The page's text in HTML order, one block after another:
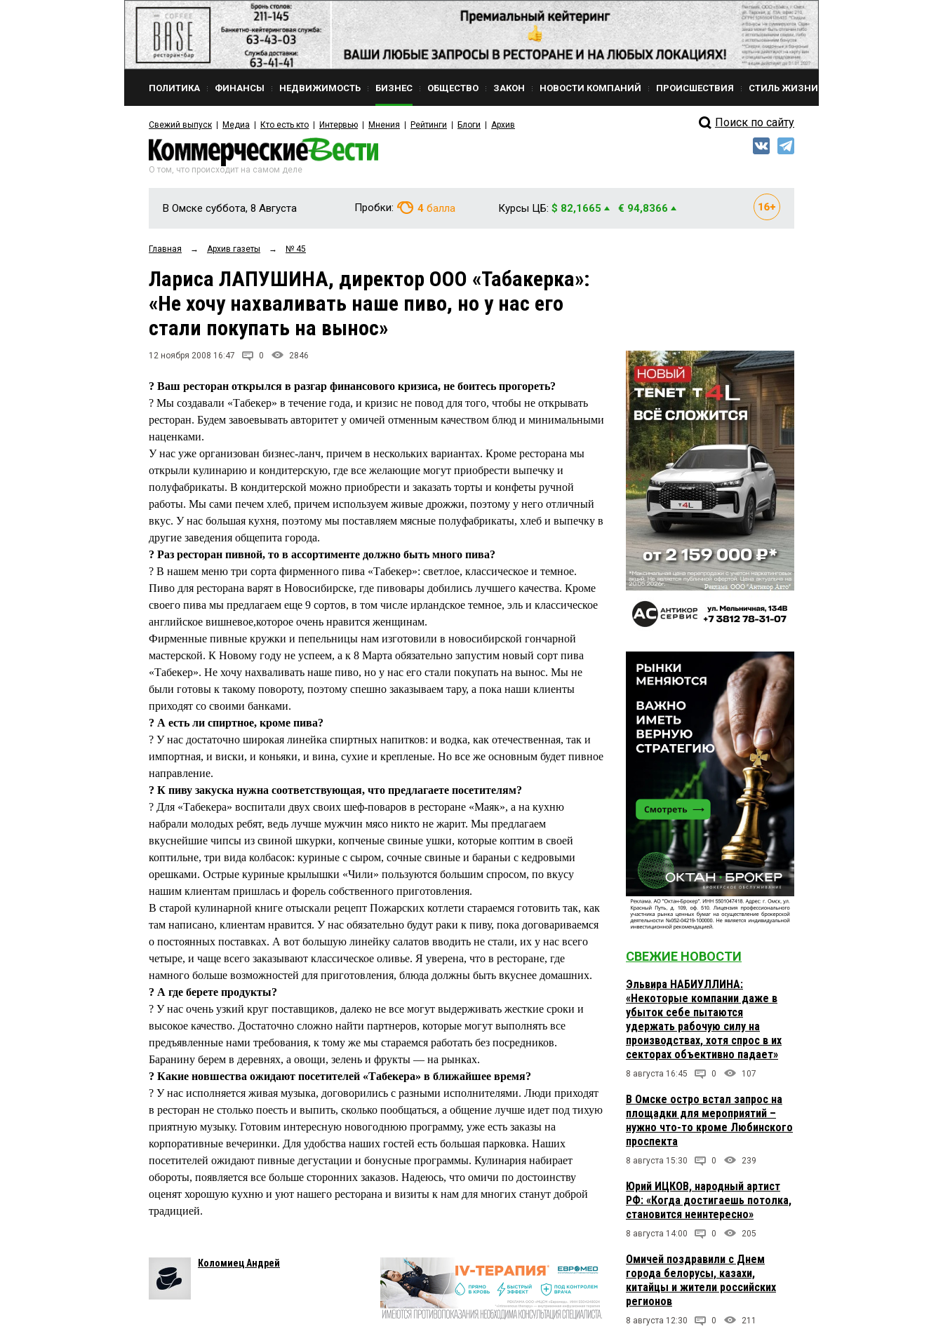
ПОЛИТИКА ФИНАНСЫ НЕДВИЖИМОСТЬ БИЗНЕС ОБЩЕСТВО ЗАКОН НОВОСТИ КОМПАНИЙ ПРОИСШЕСТВИЯ СТИЛЬ ЖИЗНИ
Свежий выпуск Медиа Кто есть кто Интервью Мнения Рейтинги Блоги Архив Поиск по сайту
О том, что происходит на самом деле
В Омске суббота, 8 Августа Пробки: 4 балла Курсы ЦБ: $ 82,1665 € 94,8366
Главная → Архив газеты → № 45
Лариса ЛАПУШИНА, директор ООО «Табакерка»:
«Не хочу нахваливать наше пиво, но у нас его
стали покупать на вынос»
12 ноября 2008 16:47 0 2846
? Ваш ресторан открылся в разгар финансового кризиса, не боитесь прогореть?
? Мы создавали «Табекер» в течение года, и кризис не повод для того, чтобы не открывать
ресторан. Будем завоевывать авторитет у омичей отменным качеством блюд и минимальными
наценками.
У нас уже организован бизнес-ланч, причем в нескольких вариантах. Кроме ресторана мы
открыли кулинарию и кондитерскую, где все желающие могут приобрести выпечку и
полуфабрикаты. В кондитерской можно приобрести и заказать торты и конфеты ручной
работы. Мы сами печем хлеб, причем используем живые дрожжи, поэтому у него отличный
вкус. У нас большая кухня, поэтому мы поставляем мясные полуфабрикаты, хлеб и выпечку в
другие заведения общепита города.
? Раз ресторан пивной, то в ассортименте должно быть много пива?
? В нашем меню три сорта фирменного пива «Табекер»: светлое, классическое и темное.
Пиво для ресторана варят в Новосибирске, где пивовары добились лучшего качества. Кроме
своего пива мы предлагаем еще 9 сортов, в том числе ирландское темное, эль и классическое
английское вишневое,которое очень нравится женщинам.
Фирменные пивные кружки и пепельницы нам изготовили в новосибирской гончарной
мастерской. К Новому году не успеем, а к 8 Марта обязательно запустим новый сорт пива
«Табекер». Не хочу нахваливать наше пиво, но у нас его стали покупать на вынос. Мы не
были готовы к такому повороту, поэтому спешно заказываем тару, а пока наши клиенты
приходят со своими банками.
? А есть ли спиртное, кроме пива?
? У нас достаточно широкая линейка спиртных напитков: и водка, как отечественная, так и
импортная, и виски, и коньяки, и вина, сухие и крепленые. Но все же основным будет пивное
направление.
? К пиву закуска нужна соответствующая, что предлагаете посетителям?
? Для «Табекера» воспитали двух своих шеф-поваров в ресторане «Маяк», а на кухню
набрали молодых ребят, ведь лучше мужчин мясо никто не жарит. Мы предлагаем
вкуснейшие чипсы из свиной шкурки, копченые свиные ушки, которые коптим в своей
коптильне, три вида колбасок: куриные с сыром, сочные свиные и бараньи с кедровыми
орешками. Острые куриные крылышки «Чили» пользуются большим спросом, по вкусу
нашим клиентам пришлась и форель собственного приготовления.
В старой кулинарной книге отыскали рецепт Пожарских котлети стараемся готовить так, как
там написано, клиентам нравится. У нас обязательно будут раки к пиву, пока договариваемся
о постоянных поставках. А вот большую линейку салатов вводить не стали, их у нас всего
четыре, и чаще всего заказывают классическое оливье. Я уверена, что в ресторане, где
намного больше возможностей для приготовления, блюда должны быть вкуснее домашних.
? А где берете продукты?
? У нас очень узкий круг поставщиков, далеко не все могут выдерживать жесткие сроки и
высокое качество. Достаточно сложно найти партнеров, которые могут выполнять все
предъявленные нами требования, к тому же мы стараемся работать без посредников.
Баранину берем в деревнях, а овощи, зелень и фрукты — на рынках.
? Какие новшества ожидают посетителей «Табекера» в ближайшее время?
? У нас исполняется живая музыка, договорились с разными исполнителями. Люди приходят
в ресторан не столько поесть и выпить, сколько пообщаться, а общение лучше идет под тихую
приятную музыку. Готовим интересную новогоднюю программу, уже есть заказы на
корпоративные вечеринки. Для удобства наших гостей есть большая парковка. Наших
посетителей ожидают пивные дегустации и бонусные программы. Кулинария набирает
обороты, появляется все больше сторонних заказов. Надеюсь, что омичи по достоинству
оценят хорошую кухню и уют нашего ресторана и визиты к нам для многих станут доброй
традицией.
Коломиец Андрей
СВЕЖИЕ НОВОСТИ
Эльвира НАБИУЛЛИНА:
«Некоторые компании даже в
убыток себе пытаются
удержать рабочую силу на
производствах, хотя спрос в их
секторах объективно падает»
8 августа 16:45 0 107
В Омске остро встал запрос на
площадки для мероприятий –
нужно что-то кроме Любинского
проспекта
8 августа 15:30 0 239
Юрий ИЦКОВ, народный артист
РФ: «Когда достигаешь потолка,
становится неинтересно»
8 августа 14:00 0 205
Омичей поздравили с Днем
города белорусы, казахи,
китайцы и жители российских
регионов
8 августа 12:30 0 211